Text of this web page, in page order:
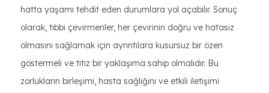
hatta yaşamı tehdit eden durumlara yol açabilir. Sonuç
olarak, tıbbi çevirmenler, her çevirinin doğru ve hatasız
olmasını sağlamak için ayrıntılara kusursuz bir özen
göstermeli ve titiz bir yaklaşıma sahip olmalıdır. Bu
zorlukların birleşimi, hasta sağlığını ve etkili iletişimi